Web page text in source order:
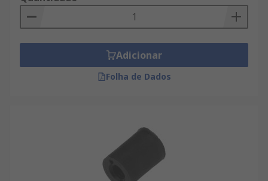
Adicionar
Folha de Dados